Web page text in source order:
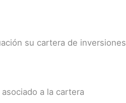
su cartera de inversiones
a la cartera